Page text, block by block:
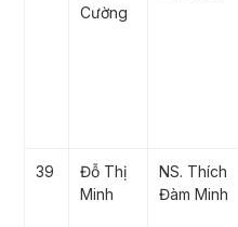
Cường
39
Đỗ Thị
Minh
NS. Thích
Đàm Minh